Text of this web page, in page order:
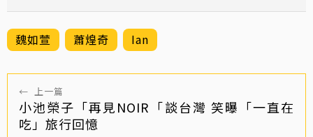
魏如萱 蕭煌奇 Ian
← 上一篇
小池榮子「再見NOIR「談台灣 笑曝「一直在
吃」旅行回憶